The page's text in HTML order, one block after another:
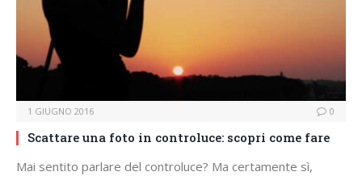
1 GIUGNO 2016 0
Scattare una foto in controluce: scopri come fare
Mai sentito parlare del controluce? Ma certamente sì,